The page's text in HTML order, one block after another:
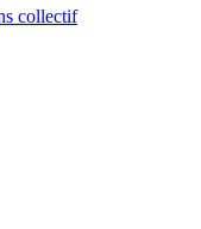
collectif